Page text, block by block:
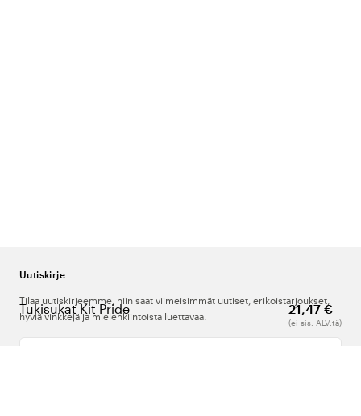
Tukisukat Kit Pride 21,47 €
(ei sis. ALV:tä)
Uutiskirje
Tilaa uutiskirjeemme, niin saat viimeisimmät uutiset, erikoistarjoukset,
hyviä vinkkejä ja mielenkiintoista luettavaa.
Kirjoita sähköpostiosoitteesi